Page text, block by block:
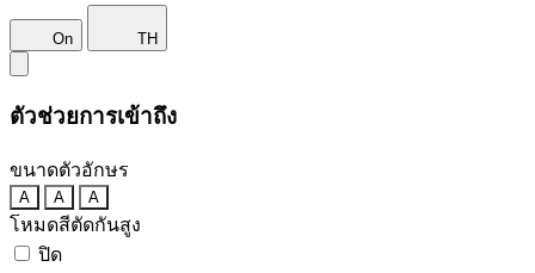
On TH
ตัวช่วยการเข้าถึง
ขนาดตัวอักษร
A A A
โหมดสีตัดกันสูง
ปิด